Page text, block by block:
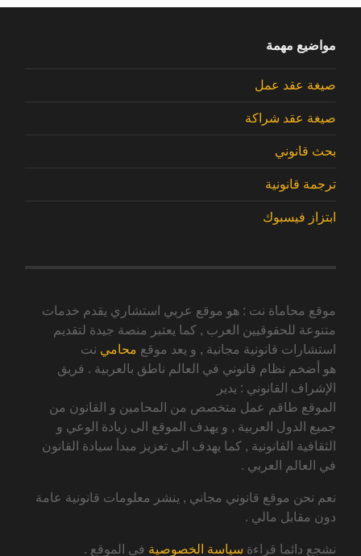
مواضيع مهمة
صيغة عقد عمل
صيغة عقد شراكة
بحث قانوني
ترجمة قانونية
ابتزاز فيسبوك
موقع محاماة نت : هو موقع عربي استشاري يقدم خدمات
متنوعة للحقوقيين العرب , كما يعتبر منصة جيدة لتقديم
استشارات قانونية مجانية , و يعد موقع محامي نت
هو أضخم نظام قانوني في العالم ناطق بالعربية . فريق
الإشراف القانوني : يدير
الموقع طاقم عمل متخصص من المحامين و القانون من
جميع الدول العربية , و يهدف الموقع الى زيادة الوعي و
الثقافية القانونية , كما يهدف الى تعزيز مبدأ سيادة القانون
في العالم العربي .
نعم نحن موقع قانوني مجاني , ينشر معلومات قانونية عامة
دون مقابل مالي .
نشجع دائما قراءة سياسة الخصوصية في الموقع .